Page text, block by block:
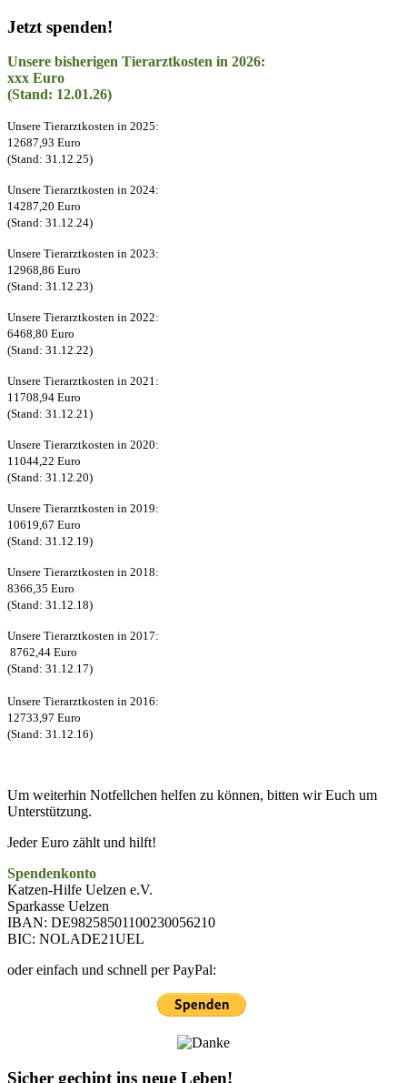
Jetzt spenden!
Unsere bisherigen Tierarztkosten in 2026:
xxx Euro
(Stand: 12.01.26)
Unsere Tierarztkosten in 2025:
12687,93 Euro
(Stand: 31.12.25)
Unsere Tierarztkosten in 2024:
14287,20 Euro
(Stand: 31.12.24)
Unsere Tierarztkosten in 2023:
12968,86 Euro
(Stand: 31.12.23)
Unsere Tierarztkosten in 2022:
6468,80 Euro
(Stand: 31.12.22)
Unsere Tierarztkosten in 2021:
11708,94 Euro
(Stand: 31.12.21)
Unsere Tierarztkosten in 2020:
11044,22 Euro
(Stand: 31.12.20)
Unsere Tierarztkosten in 2019:
10619,67 Euro
(Stand: 31.12.19)
Unsere Tierarztkosten in 2018:
8366,35 Euro
(Stand: 31.12.18)
Unsere Tierarztkosten in 2017:
8762,44 Euro
(Stand: 31.12.17)
Unsere Tierarztkosten in 2016:
12733,97 Euro
(Stand: 31.12.16)
Um weiterhin Notfellchen helfen zu können, bitten wir Euch um
Unterstützung.
Jeder Euro zählt und hilft!
Spendenkonto
Katzen-Hilfe Uelzen e.V.
Sparkasse Uelzen
IBAN: DE98258501100230056210
BIC: NOLADE21UEL
oder einfach und schnell per PayPal:
Sicher gechipt ins neue Leben!